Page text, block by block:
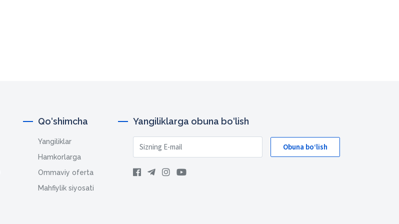
Qo‘shimcha
Yangiliklar
Hamkorlarga
Ommaviy oferta
Mahfiylik siyosati
Yangiliklarga obuna bo‘lish
Obuna bo‘lish